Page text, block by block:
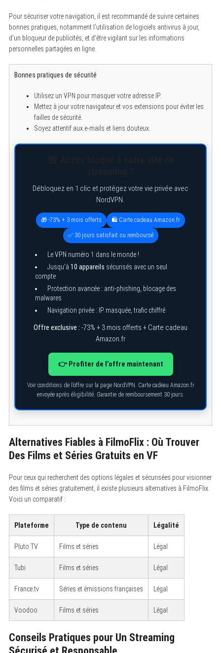
Pour sécuriser votre navigation, il est recommandé de suivre certaines
bonnes pratiques, notamment l’utilisation de logiciels antivirus à jour,
d’un bloqueur de publicités, et d’être vigilant sur les informations
personnelles partagées en ligne.
Bonnes pratiques de sécurité
Utilisez un VPN pour masquer votre adresse IP.
Mettez à jour votre navigateur et vos extensions pour éviter les
failles de sécurité.
Soyez attentif aux e-mails et liens douteux.
Débloquez en 1 clic et protégez votre vie privée avec
NordVPN.
🎁 -73% + 3 mois offerts 🛍️ Carte cadeau Amazon.fr
✅ 30 jours satisfait ou remboursé
Le VPN numéro 1 dans le monde !
Jusqu’à 10 appareils sécurisés avec un seul
compte
Protection avancée : anti-phishing, blocage des
malwares
Navigation privée : IP masquée, trafic chiffré
Offre exclusive : -73% + 3 mois offerts + Carte cadeau
Amazon.fr
👉 Profiter de l’offre maintenant
Voir conditions de l’offre sur la page NordVPN. Carte cadeau Amazon.fr
envoyée après éligibilité. Garantie de remboursement 30 jours.
Alternatives Fiables à FilmoFlix : Où Trouver
Des Films et Séries Gratuits en VF
Pour ceux qui recherchent des options légales et sécurisées pour visionner
des films et séries gratuitement, il existe plusieurs alternatives à FilmoFlix.
Voici un comparatif :
Plateforme Type de contenu Légalité
Pluto TV Films et séries Légal
Tubi Films et séries Légal
France.tv Séries et émissions françaises Légal
Voodoo Films et séries Légal
Conseils Pratiques pour Un Streaming
c
h